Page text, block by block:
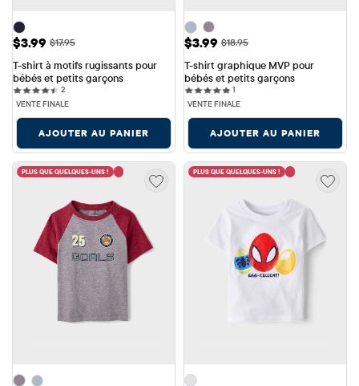
Prix ​​de vente: $3.99
$3.99 Prix ​​d'origine: $17.95
$17.95
T-shirt à motifs rugissants pour
bébés et petits garçons
22 reviews
VENTE FINALE
AJOUTER AU PANIER
Prix ​​de vente: $3.99
$3.99 Prix ​​d'origine: $18.95
$18.95
T-shirt graphique MVP pour
bébés et petits garçons
1
VENTE FINALE
AJOUTER AU PANIER
PLUS QUE QUELQUES-UNS ! PLUS QUE QUELQUES-UNS !